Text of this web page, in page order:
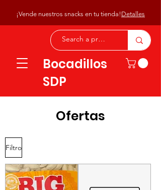
Bocadillos
SDP
¡Vende nuestros snacks en tu tienda! Detalles
Ofertas
Filtro